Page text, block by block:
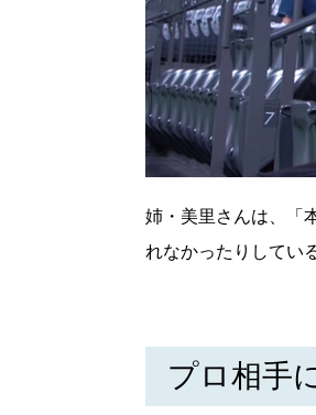
姉・美里さんは、「
れなかったりしてい
プロ相手